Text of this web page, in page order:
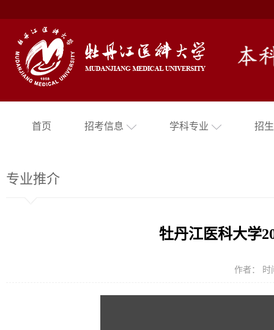
首页 招考信息 学科专业 招
专业推介
牡丹江医科大学
作者： 时